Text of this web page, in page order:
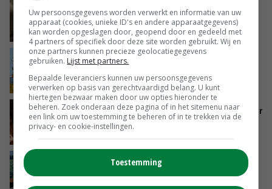
‘Samenwerking A-ware en Amalthea gaat
zorgen voor meer balans’
GISTEREN, 16:01
Internationale vraag naar geitenzuivel blijft
GISTEREN, 15:33
Vlaamse varkensstapel krimpt, pluimveesector
groeit door schaalvergroting
‘Cijfer jezelf niet weg en doe vooral ook waar
je gelukkig van wordt’
GISTEREN, 13:31
Uw persoonsgegevens worden verwerkt en informatie van uw
apparaat (cookies, unieke ID's en andere apparaatgegevens)
kan worden opgeslagen door, geopend door en gedeeld met
4 partners of specifiek door deze site worden gebruikt. Wij en
onze partners kunnen precieze geolocatiegegevens
gebruiken. Lijst met partners.
Bepaalde leveranciers kunnen uw persoonsgegevens
verwerken op basis van gerechtvaardigd belang. U kunt
hiertegen bezwaar maken door uw opties hieronder te
beheren. Zoek onderaan deze pagina of in het sitemenu naar
een link om uw toestemming te beheren of in te trekken via de
privacy- en cookie-instellingen.
Toestemming